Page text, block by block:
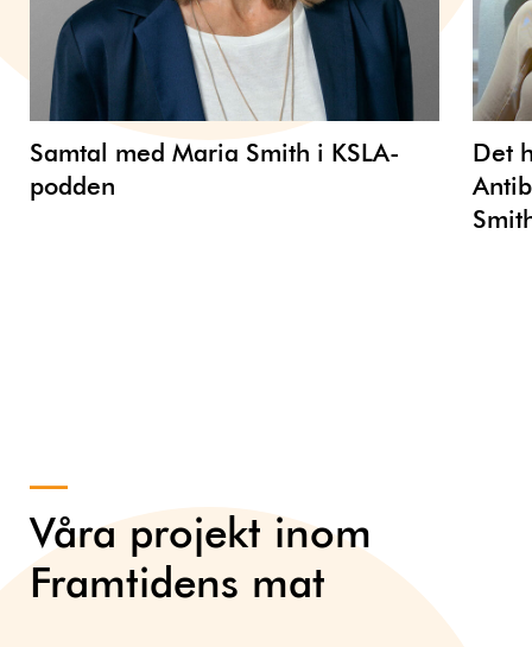
Samtal med Maria Smith i KSLA-
podden
Det
Våra projekt inom
Framtidens mat